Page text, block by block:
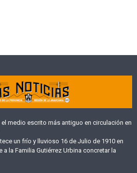
medio escrito más antiguo en circulación en
un frío y lluvioso 16 de Julio de 1910 en
la Familia Gutiérrez Urbina concretar la